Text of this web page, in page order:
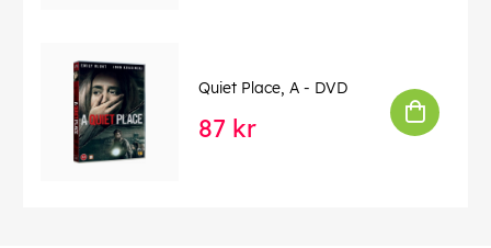
Quiet Place, A - DVD
87 kr